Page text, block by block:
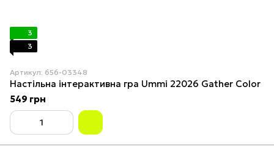
3
3
Артикул: 656-03348
Настільна інтерактивна гра Ummi 22026 Gather Color
549 грн